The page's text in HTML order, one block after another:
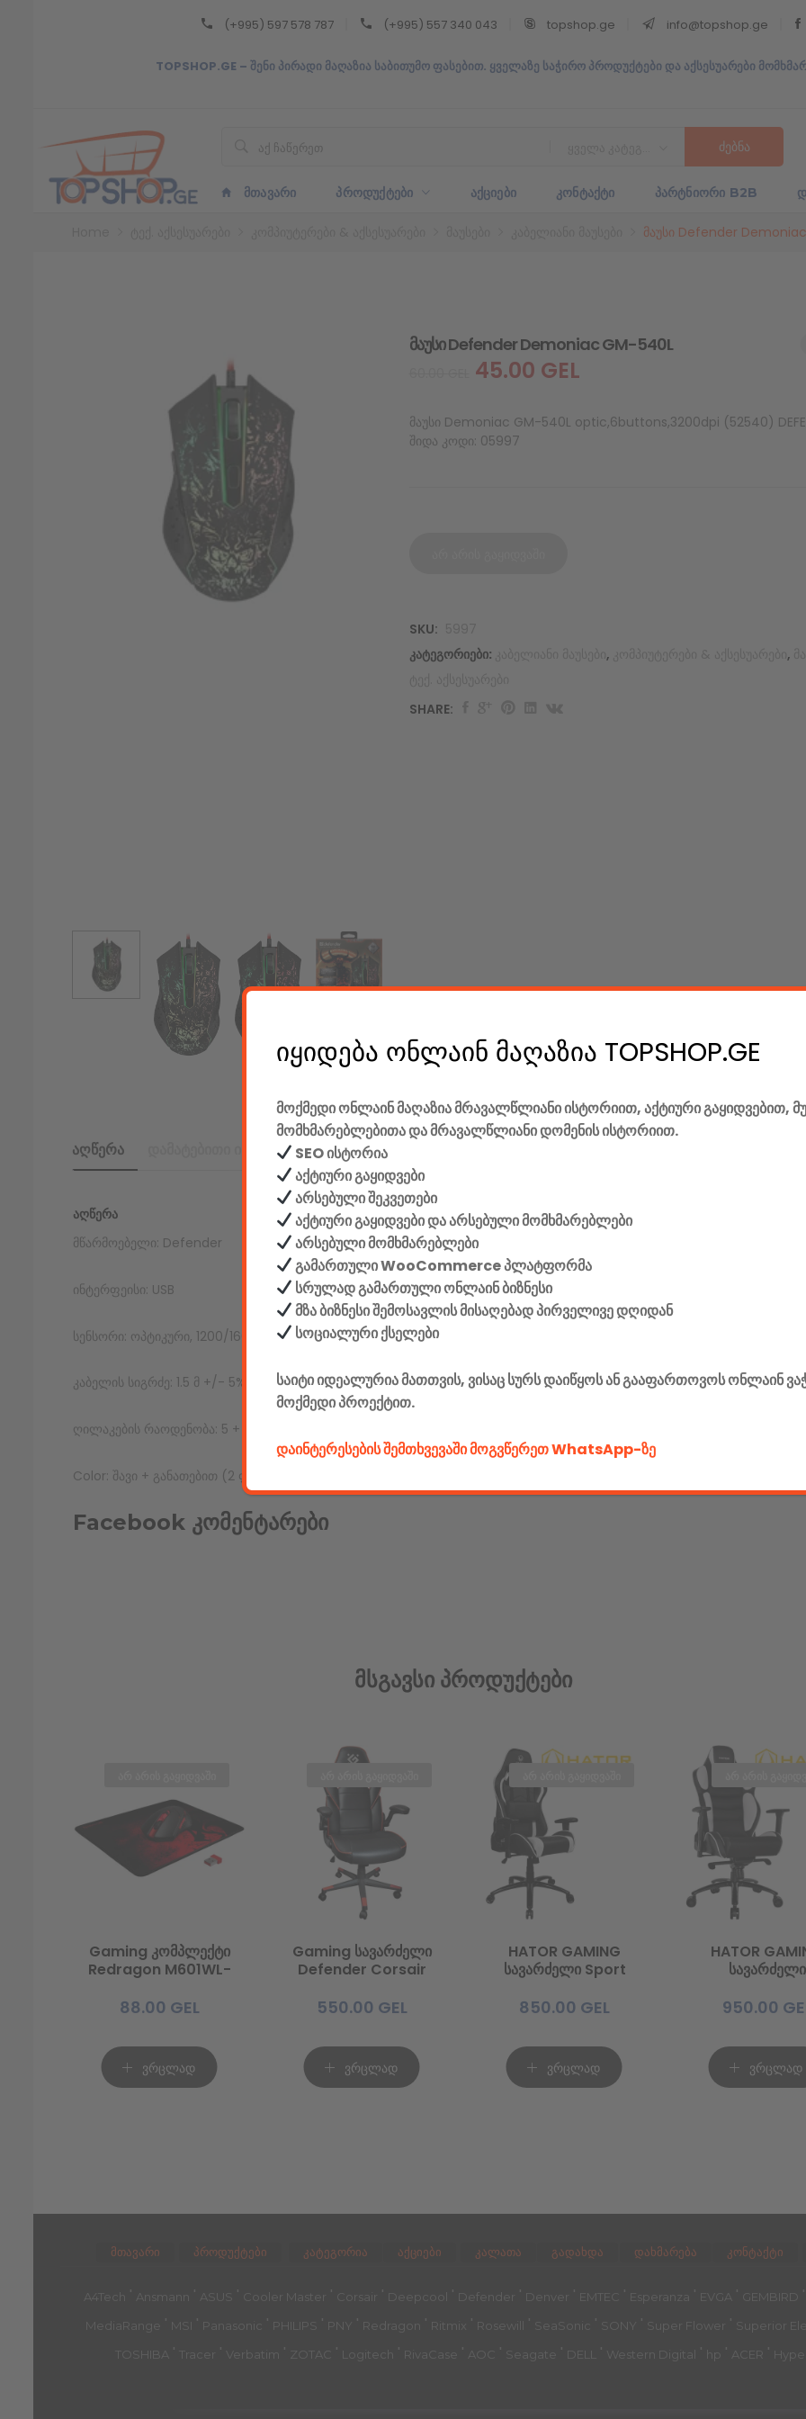
(+995) 597 578 787 (+995) 557 340 043 topshop.ge info@topshop.ge
TOPSHOP.GE – შენი პირადი მაღაზია საბითუმო ფასებით. ყველაზე საჭირო პროდუქტები და აქსესუარები
ᲛᲗᲐᲕᲐᲠᲘ ᲞᲠᲝᲓᲣᲥᲢᲔᲑᲘ ᲐᲥᲪᲘᲔᲑᲘ ᲙᲝᲜᲢᲐᲥᲢᲘ ᲞᲐᲠᲢᲜᲘᲝᲠᲘ B2B
მაუსი Defender
მაუსი Defender Demoniac GM-540L
45.00 GEL
მაუსი Demoniac GM-540L optic,6buttons,3200dpi (52540)
შიდა კოდი: 05997
SKU:
კატეგორიები:
, ,
SHARE:
აღწერა დამატებითი ინფორმაცია
ᲐᲦᲬᲔᲠᲐ
მწარმოებელი: Defender
ინტერფეისი: USB
სენსორი: ოპტიკური, 1200/1600/2400/3200 dpi
კაბელის სიგრძე: 1.5 მ +/- 5%
ღილაკების რაოდენობა: 5 + scroll
Color: შავი + განათებით (2 ფერში)
Facebook კომენტარები
Მსგავსი Პროდუქტები
ვრცლად
Gaming კომპლექტი
Redragon M601WL-
მაუსი+მაუსპადი)
88.00 GEL
ვრცლად
Gaming სავარძელი
Defender Corsair
Red/black,PU,50mm
550.00 GEL
ვრცლად
HATOR GAMING
სავარძელი Sport
Black/White
850.00 GEL
ვრცლად
HATOR
სავარძელი
948) Black/
950.00
მთავარი პროდუქტები კატეგორია აქციები კალათა გადახდა დახმარება კონტაქტი
A4Tech ' Ansmann ' ASUS ' Cooler Master ' Corsair ' Deepcool ' Defender ' Denver ' EMTEC ' Esperanza ' EVGA ' GEMBIRD '
MediaRange ' MSI ' Panasonic ' PHILIPS ' PNY ' Redragon ' Ritmix ' Rosewill ' SeaSonic ' SONY ' Super Flower ' Superior
TOSHIBA ' Tracer ' Verbatim ' ZOTAC ' Logitech ' RivaCase ' AOC ' Seagate ' DELL ' Western Digital ' hp ' ACER '
იყიდება ონლაინ მაღაზია TOPSHOP.GE
მოქმედი ონლაინ მაღაზია მრავალწლიანი ისტორიით, აქტიური გაყიდვებით,
მომხმარებლებითა და მრავალწლიანი დომენის ისტორიით.
SEO ისტორია
აქტიური გაყიდვები
არსებული შეკვეთები
აქტიური გაყიდვები და არსებული მომხმარებლები
არსებული მომხმარებლები
გამართული WooCommerce პლატფორმა
სრულად გამართული ონლაინ ბიზნესი
მზა ბიზნესი შემოსავლის მისაღებად პირველივე დღიდან
სოციალური ქსელები
საიტი იდეალურია მათთვის, ვისაც სურს დაიწყოს ან გააფართოვოს ონლაინ
მოქმედი პროექტით.
დაინტერესების შემთხვევაში მოგვწერეთ WhatsApp-ზე